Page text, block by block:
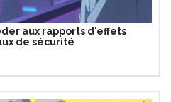
aux rapports d'effets
de sécurité